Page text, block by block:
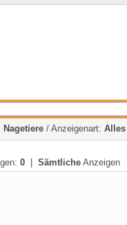
Nagetiere / Anzeigenart:
0 Sämtliche Anzeigen